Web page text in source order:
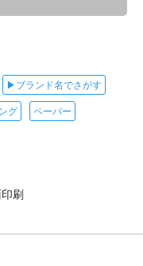
▶ブランド名でさがす
グ ペーパー
印刷